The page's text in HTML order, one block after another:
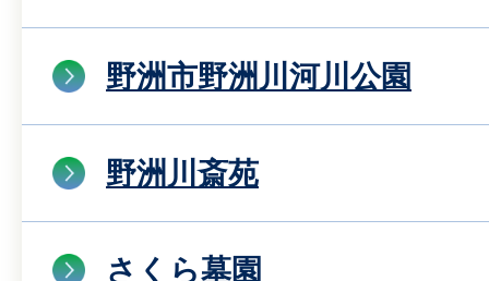
野洲市野洲川河川公園
野洲川斎苑
さくら墓園